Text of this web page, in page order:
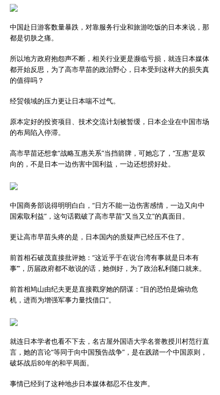
中国赴日游客数量暴跌，对靠服务行业和旅游吃饭的日本来说，那
都是切肤之痛。
所以地方政府抱怨声不断，相关行业更是濒临亏损，就连日本媒体
都开始反思，为了高市早苗的政治野心，日本受到这样大的损失真
的值得吗？
经贸领域的压力更让日本喘不过气。
原本定好的投资项目、技术交流计划被暂缓，日本企业在中国市场
的布局陷入停滞。
高市早苗还想拿“战略互惠关系”当挡箭牌，可她忘了，“互惠”是双
向的，不是日本一边伤害中国利益，一边还想捞好处。
中国商务部说得明明白白，“日方不能一边伤害感情，一边又向中
国索取利益”，这句话戳破了高市早苗“又当又立”的真面目。
更让高市早苗头疼的是，日本国内的质疑声已经压不住了。
前首相石破茂直接批评她：“这近乎于在说‘台湾有事就是日本有
事’”，历届政府都不敢说的话，她倒好，为了政治私利随口就来。
前首相鸠山由纪夫更是直接戳穿她的阴谋：“目的恐怕是煽动危
机，进而为增强军事力量找借口”。
就连日本学者也看不下去，名古屋外国语大学名誉教授川村范行直
言，她的言论“等同于向中国预告战争”，是在践踏一个中国原则，
破坏战后80年的和平局面。
事情已经到了这种地步日本媒体都忍不住发声。